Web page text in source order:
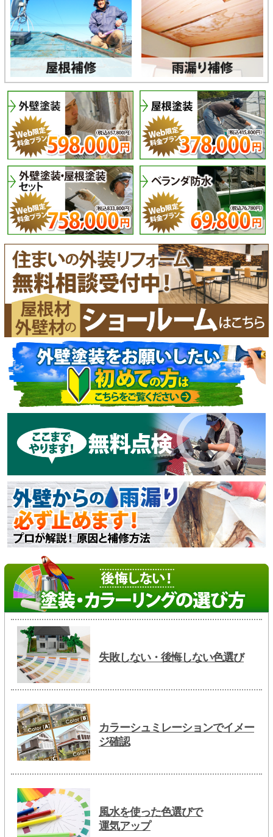
失敗しない・後悔しない色選び
カラーシュミレーションでイメー
ジ確認
風水を使った色選びで
運気アップ